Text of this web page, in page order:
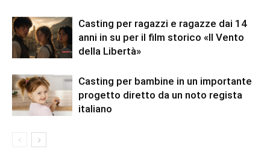
Casting per ragazzi e ragazze dai 14
anni in su per il film storico «Il Vento
della Libertà»
Casting per bambine in un importante
progetto diretto da un noto regista
italiano